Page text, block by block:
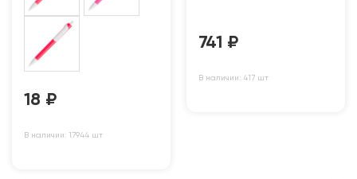
18 ₽
В наличии: 17944 шт
741 ₽
В наличии: 417 шт